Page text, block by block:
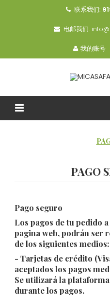
联系我们:
电邮我们:
我的账号
PAGO
Pago seguro
Los pagos de tu pedido
pagina web, podrán ser
de los siguientes medios:
- Tarjetas de crédito
aceptados los pagos
Se utilizará la
durante los pagos.